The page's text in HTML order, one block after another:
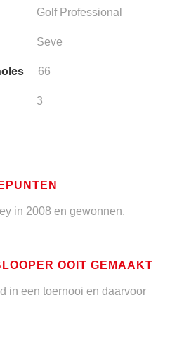
Golf Professional
Seve
66
3
in 2008 en gewonnen.
OOIT GEMAAKT
in een toernooi en daarvoor